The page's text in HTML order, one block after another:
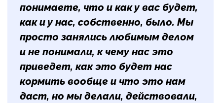
понимаете, что и как у вас будет,
как и у нас, собственно, было. Мы
просто занялись любимым делом
и не понимали, к чему нас это
приведет, как это будет нас
кормить вообще и что это нам
даст, но мы делали, действовали,